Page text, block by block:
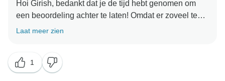
Hoi Girish, bedankt dat je de tijd hebt genomen om
een beoordeling achter te laten! Omdat er zoveel te
zien en te doen is in Costa Rica, streven we naar een
een manier die het beste bij hen past. Terwijl sommige
ervaringen zijn ingebouwd in het reisschema, bieden
Laat meer zien
1